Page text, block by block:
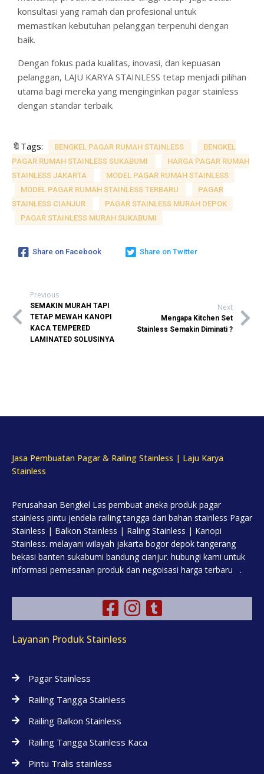
konsultasi yang ramah dan profesional untuk
memastikan kebutuhan pelanggan terpenuhi dengan
baik.
Dengan fokus pada kualitas, inovasi, dan kepuasan
pelanggan, LAJU KARYA STAINLESS tetap menjadi pilihan
utama bagi mereka yang menginginkan pagar stainless
dengan standar terbaik.
🔖Tags: BENGKEL PAGAR RUMAH STAINLESS
BENGKEL
PAGAR RUMAH STAINLESS SUKABUMI
HARGA PAGAR RUMAH
STAINLESS JAKARTA
MODEL PAGAR RUMAH STAINLESS
MODEL PAGAR RUMAH STAINLESS TERBARU
PAGAR
STAINLESS CIANJUR
PAGAR STAINLESS MURAH DEPOK
PAGAR STAINLESS MURAH SUKABUMI
Share on Facebook Share on Twitter
Previous
SEMAKIN MURAH TAPI
TETAP MEWAH KANOPI
KACA TEMPERED
LAMINATED SOLUSINYA
Next
Mengapa Kitchen Set
Stainless Semakin Diminati ?
Jasa Pembuatan Pagar & Railing Stainless | Laju Karya
Stainless
Perusahaan Bengkel Las pembuat aneka produk pagar
stainless pintu jendela railing tangga dari bahan stainless Pagar
Stainless | Balkon Stainless | Raling Stainless | Kanopi
Stainless. melayani wilayah jakarta bogor depok tangerang
bekasi banten sukabumi bandung cianjur. hubungi kami untuk
informasi pemesanan produk dan negoisasi harga terbaru .
Layanan Produk Stainless
Pagar Stainless
Railing Tangga Stainless
Railing Balkon Stainless
Railing Tangga Stainless Kaca
Pintu Tralis stainless